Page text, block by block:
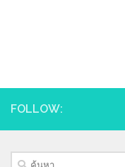
FOLLOW:
ค้นหา